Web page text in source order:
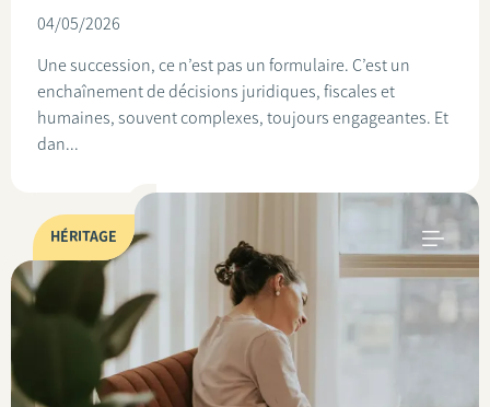
04/05/2026
Une succession, ce n’est pas un formulaire. C’est un
enchaînement de décisions juridiques, fiscales et
humaines, souvent complexes, toujours engageantes. Et
dan...
HÉRITAGE